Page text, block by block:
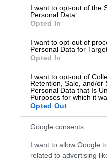
consent section.
I want to opt-out of the
Personal Data.
Opted In
I want to opt-out of
Personal Data for
Opted In
I want to opt-out of
Retention, Sale, and/or
Personal Data that Is
Purposes for which it
Opted Out
Google consents
I want to allow Google
related to advertising
δρόμους στην